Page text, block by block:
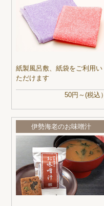
紙製風呂敷、紙袋をご利用い
ただけます
50円～(税込）
伊勢海老のお味噌汁